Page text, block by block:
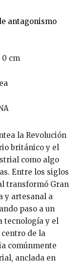
antagonismo
0 cm
británico y el
como algo
Entre los siglos
transformó Gran
y artesanal a
paso a un
tecnología y el
de la
comúnmente
anclada en